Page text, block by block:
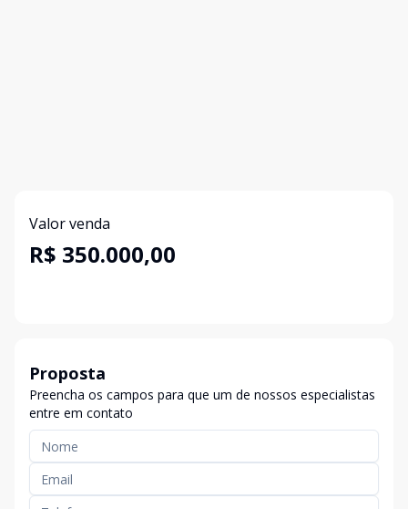
Valor venda
R$ 350.000,00
Proposta
Preencha os campos para que um de nossos especialistas
entre em contato